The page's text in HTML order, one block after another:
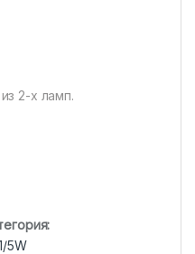
2-х ламп.
5W